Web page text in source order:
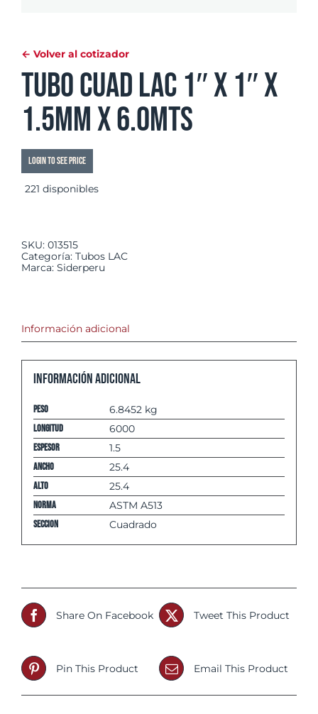
← Volver al cotizador
Tubo Cuad LAC 1″ x 1″ x
1.5mm x 6.0mts
Login to see price
221 disponibles
SKU: 013515
Categoría: Tubos LAC
Marca: Siderperu
Información adicional
Información adicional
Peso 6.8452 kg
Longitud 6000
espesor 1.5
Ancho 25.4
Alto 25.4
Norma ASTM A513
Seccion Cuadrado
Share On Facebook Tweet This Product
Pin This Product Email This Product